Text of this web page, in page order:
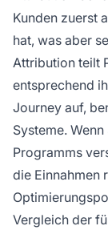
Kunden zuerst
hat, was aber
Attribution teilt
entsprechend
Journey auf,
Systeme.
Programms
die Einnahmen
Vergleich der